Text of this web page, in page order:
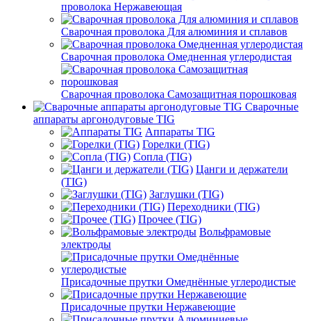
проволока Нержавеющая
Сварочная проволока Для алюминия и сплавов
Сварочная проволока Омедненная углеродистая
Сварочная проволока Самозащитная порошковая
Сварочные
аппараты аргонодуговые TIG
Аппараты TIG
Горелки (TIG)
Сопла (TIG)
Цанги и держатели
(TIG)
Заглушки (TIG)
Переходники (TIG)
Прочее (TIG)
Вольфрамовые
электроды
Присадочные прутки Омеднённые углеродистые
Присадочные прутки Нержавеющие